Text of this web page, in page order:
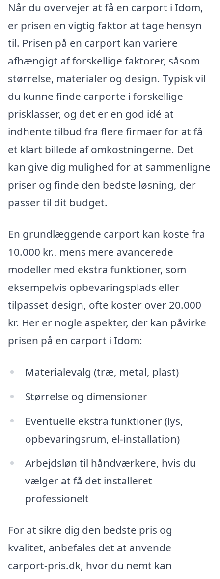
Når du overvejer at få en carport i Idom,
er prisen en vigtig faktor at tage hensyn
til. Prisen på en carport kan variere
afhængigt af forskellige faktorer, såsom
størrelse, materialer og design. Typisk vil
du kunne finde carporte i forskellige
prisklasser, og det er en god idé at
indhente tilbud fra flere firmaer for at få
et klart billede af omkostningerne. Det
kan give dig mulighed for at sammenligne
priser og finde den bedste løsning, der
passer til dit budget.
En grundlæggende carport kan koste fra
10.000 kr., mens mere avancerede
modeller med ekstra funktioner, som
eksempelvis opbevaringsplads eller
tilpasset design, ofte koster over 20.000
kr. Her er nogle aspekter, der kan påvirke
prisen på en carport i Idom:
Materialevalg (træ, metal, plast)
Størrelse og dimensioner
Eventuelle ekstra funktioner (lys,
opbevaringsrum, el-installation)
Arbejdsløn til håndværkere, hvis du
vælger at få det installeret
professionelt
For at sikre dig den bedste pris og
kvalitet, anbefales det at anvende
carport-pris.dk, hvor du nemt kan